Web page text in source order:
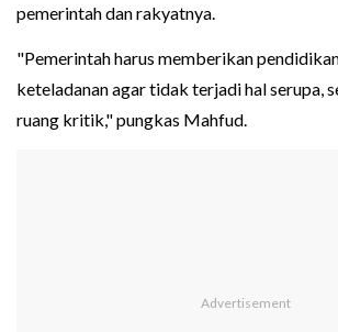
pemerintah dan rakyatnya.
"Pemerintah harus memberikan
keteladanan agar tidak terjadi hal serupa,
ruang kritik," pungkas Mahfud.